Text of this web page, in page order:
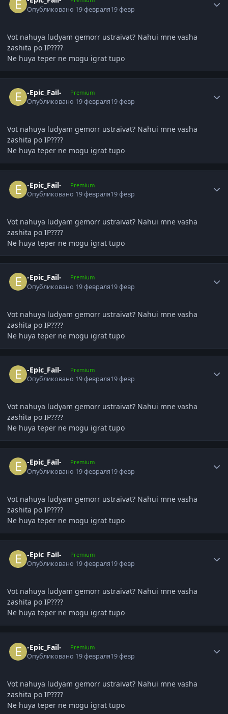
Опубликовано 19 февраля19 февр
Vot nahuya ludyam gemorr ustraivat? Nahui mne vasha
zashita po IP????
Ne huya teper ne mogu igrat tupo
-Epic_Fail- Premium
Опубликовано 19 февраля19 февр
Vot nahuya ludyam gemorr ustraivat? Nahui mne vasha
zashita po IP????
Ne huya teper ne mogu igrat tupo
-Epic_Fail- Premium
Опубликовано 19 февраля19 февр
Vot nahuya ludyam gemorr ustraivat? Nahui mne vasha
zashita po IP????
Ne huya teper ne mogu igrat tupo
-Epic_Fail- Premium
Опубликовано 19 февраля19 февр
Vot nahuya ludyam gemorr ustraivat? Nahui mne vasha
zashita po IP????
Ne huya teper ne mogu igrat tupo
-Epic_Fail- Premium
Опубликовано 19 февраля19 февр
Vot nahuya ludyam gemorr ustraivat? Nahui mne vasha
zashita po IP????
Ne huya teper ne mogu igrat tupo
-Epic_Fail- Premium
Опубликовано 19 февраля19 февр
Vot nahuya ludyam gemorr ustraivat? Nahui mne vasha
zashita po IP????
Ne huya teper ne mogu igrat tupo
-Epic_Fail- Premium
Опубликовано 19 февраля19 февр
Vot nahuya ludyam gemorr ustraivat? Nahui mne vasha
zashita po IP????
Ne huya teper ne mogu igrat tupo
-Epic_Fail- Premium
Опубликовано 19 февраля19 февр
Vot nahuya ludyam gemorr ustraivat? Nahui mne vasha
zashita po IP????
Ne huya teper ne mogu igrat tupo